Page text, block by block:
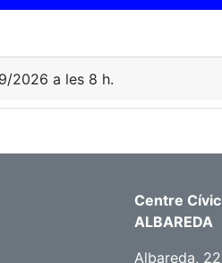
2026 a les 8 h.
Centre Cívic
ALBAREDA
Albareda, 22